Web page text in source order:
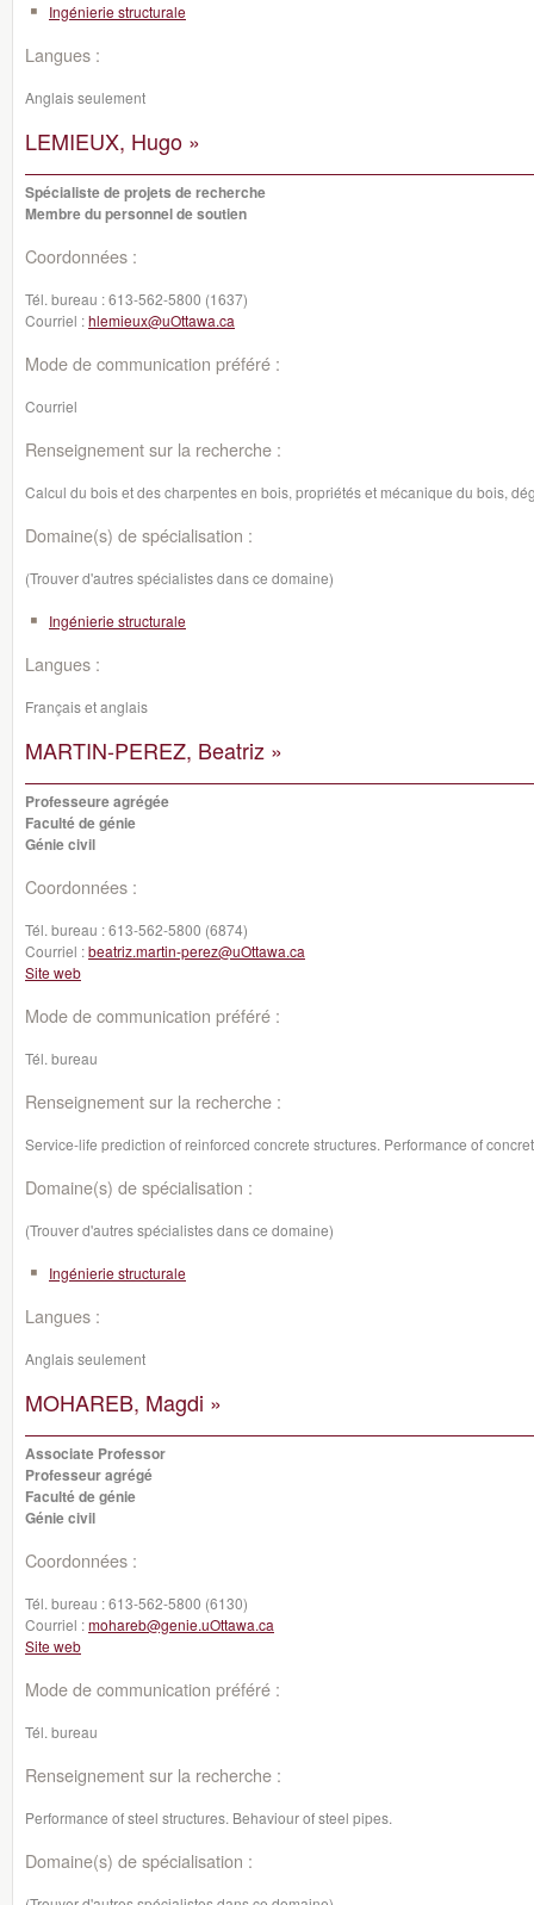
Ingénierie structurale
Langues :
Anglais seulement
LEMIEUX, Hugo »
Spécialiste de projets de recherche
Membre du personnel de soutien
Coordonnées :
Tél. bureau :613-562-5800 (1637)
Courriel :hlemieux@uOttawa.ca
Mode de communication préféré :
Courriel
Renseignement sur la recherche :
Calcul du bois et des charpentes en bois, propriétés et mécanique du bois,
Domaine(s) de spécialisation :
(Trouver d'autres spécialistes dans ce domaine)
Ingénierie structurale
Langues :
Français et anglais
MARTIN-PEREZ, Beatriz »
Professeure agrégée
Faculté de génie
Génie civil
Coordonnées :
Tél. bureau :613-562-5800 (6874)
Courriel :beatriz.martin-perez@uOttawa.ca
Site web
Mode de communication préféré :
Tél. bureau
Renseignement sur la recherche :
Service-life prediction of reinforced concrete structures. Performance of
Domaine(s) de spécialisation :
(Trouver d'autres spécialistes dans ce domaine)
Ingénierie structurale
Langues :
Anglais seulement
MOHAREB, Magdi »
Associate Professor
Professeur agrégé
Faculté de génie
Génie civil
Coordonnées :
Tél. bureau :613-562-5800 (6130)
Courriel :mohareb@genie.uOttawa.ca
Site web
Mode de communication préféré :
Tél. bureau
Renseignement sur la recherche :
Performance of steel structures. Behaviour of steel pipes.
Domaine(s) de spécialisation :